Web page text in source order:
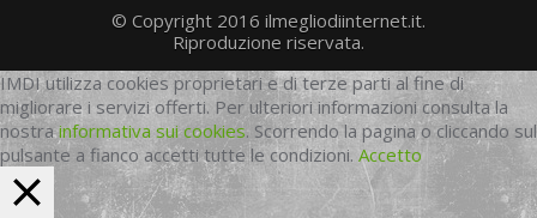
© Copyright 2016 ilmegliodiinternet.it.
Riproduzione riservata.
IMDI utilizza cookies proprietari e di terze parti al fine di
migliorare i servizi offerti. Per ulteriori informazioni consulta la
nostrainformativa sui cookies. Scorrendo la pagina o cliccando sul
pulsante a fianco accetti tutte le condizioni. Accetto